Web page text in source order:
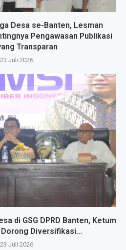
Desa se-Banten, Lesman
Pengawasan Publikasi
Transparan
23 Juli 2026
di GSG DPRD Banten, Ketum
Dorong Diversifikasi...
23 Juli 2026